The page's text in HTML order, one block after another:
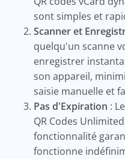
sont simples et
Scanner et
quelqu'un scanne
enregistrer
son appareil,
saisie manuelle et
Pas d'Expiration :
QR Codes
fonctionnalité
fonctionne